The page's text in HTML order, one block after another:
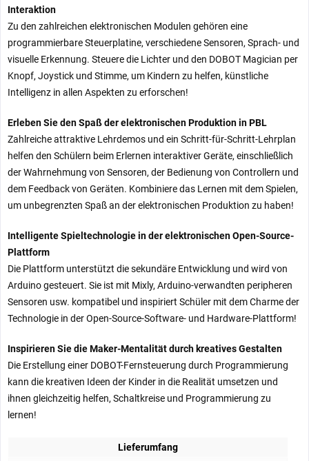
Interaktion
Zu den zahlreichen elektronischen Modulen gehören eine
programmierbare Steuerplatine, verschiedene Sensoren, Sprach- und
visuelle Erkennung. Steuere die Lichter und den DOBOT Magician per
Knopf, Joystick und Stimme, um Kindern zu helfen, künstliche
Intelligenz in allen Aspekten zu erforschen!
Erleben Sie den Spaß der elektronischen Produktion in PBL
Zahlreiche attraktive Lehrdemos und ein Schritt-für-Schritt-Lehrplan
helfen den Schülern beim Erlernen interaktiver Geräte, einschließlich
der Wahrnehmung von Sensoren, der Bedienung von Controllern und
dem Feedback von Geräten. Kombiniere das Lernen mit dem Spielen,
um unbegrenzten Spaß an der elektronischen Produktion zu haben!
Intelligente Spieltechnologie in der elektronischen Open-Source-
Plattform
Die Plattform unterstützt die sekundäre Entwicklung und wird von
Arduino gesteuert. Sie ist mit Mixly, Arduino-verwandten peripheren
Sensoren usw. kompatibel und inspiriert Schüler mit dem Charme der
Technologie in der Open-Source-Software- und Hardware-Plattform!
Inspirieren Sie die Maker-Mentalität durch kreatives Gestalten
Die Erstellung einer DOBOT-Fernsteuerung durch Programmierung
kann die kreativen Ideen der Kinder in die Realität umsetzen und
ihnen gleichzeitig helfen, Schaltkreise und Programmierung zu
lernen!
Lieferumfang